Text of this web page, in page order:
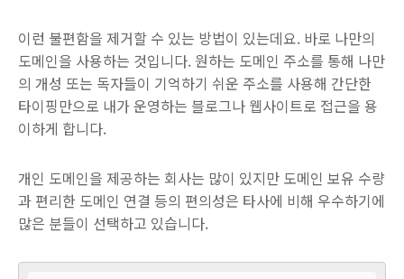
이런 불편함을 제거할 수 있는 방법이 있는데요. 바로 나만의
도메인을 사용하는 것입니다. 원하는 도메인 주소를 통해 나만
의 개성 또는 독자들이 기억하기 쉬운 주소를 사용해 간단한
타이핑만으로 내가 운영하는 블로그나 웹사이트로 접근을 용
이하게 합니다.
개인 도메인을 제공하는 회사는 많이 있지만 도메인 보유 수량
과 편리한 도메인 연결 등의 편의성은 타사에 비해 우수하기에
많은 분들이 선택하고 있습니다.